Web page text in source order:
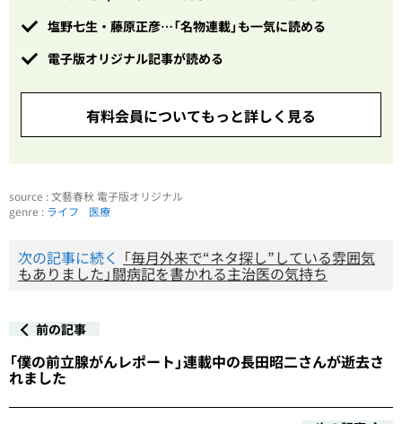
塩野七生・藤原正彦…「名物連載」も一気に読める
電子版オリジナル記事が読める
有料会員についてもっと詳しく見る
source : 文藝春秋 電子版オリジナル
genre : ライフ 医療
次の記事に続く 「毎月外来で“ネタ探し”している雰囲気
もありました」闘病記を書かれる主治医の気持ち
前の記事
「僕の前立腺がんレポート」連載中の長田昭二さんが逝去さ
れました